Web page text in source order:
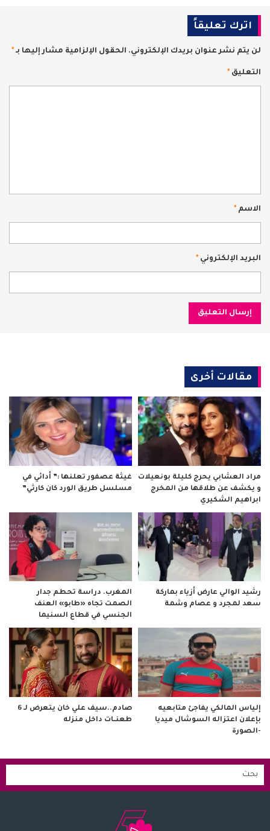
اترك تعليقاً
لن يتم نشر عنوان بريدك الإلكتروني. الحقول الإلزامية مشار إليها بـ*
التعليق*
الاسم*
البريد الإلكتروني*
مقالات أخرى
مراد العشابي يحرج كليلة بونعيلات
و يكشف عن طلاقها من المخرج
ابراهيم الشكيري
غيثة عصفور تعلنها :” أدائي في
مسلسل طريق الورد كان كارثي”
رشيد الوالي عارض أزياء بماركة
سعد لمجرد و عصام وشمة
المغرب. دراسة تحطم جدار
الصمت تجاه «طابو» العنف
الجنسي في قطاع السنيما
إلياس المالكي يفاجئ متابعيه
بإعلان اعتزاله السوشال ميديا
-الصورة
صادم..سيف علي خان يتعرض لـ 6
طعنــات داخل منزله